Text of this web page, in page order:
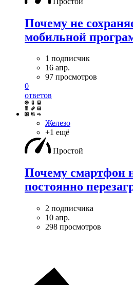
Почему не
мобильной
1 подписчик
16 апр.
97 просмотров
0
ответов
Железо
+1 ещё
Простой
Почему смартфон
постоянно
2 подписчика
10 апр.
298 просмотров